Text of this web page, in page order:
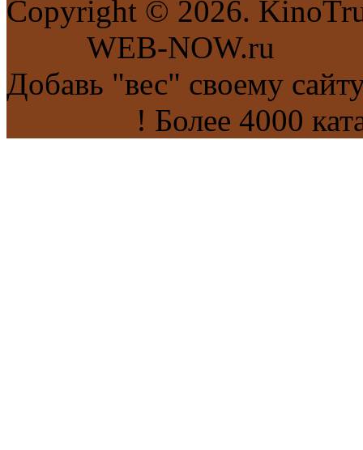
Copyright © 2026.
WEB-NOW.ru
Добавь "вес" своему
! Более 4000